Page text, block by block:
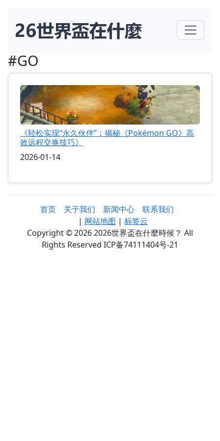
#GO
《轻松实现“永久伙伴”：揭秘《Pokémon GO》高
效远程交换技巧》
2026-01-14
首页 关于我们 新闻中心
联系我们
| 网站地图 | 标签云
Copyright © 2026 2026世界盃在什麼時候？ All
Rights Reserved ICP备74111404号-21